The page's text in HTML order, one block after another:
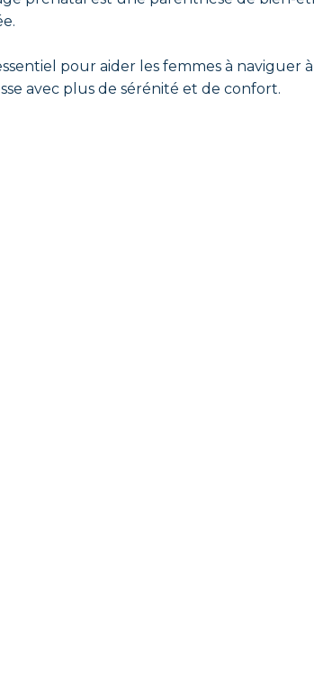
pour aider les femmes à naviguer
avec plus de sérénité et de confort.